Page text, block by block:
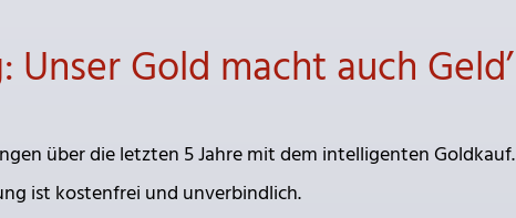
Unser Gold macht auch Geld’
über die letzten 5 Jahre mit dem intelligenten Goldkauf.
ist kostenfrei und unverbindlich.